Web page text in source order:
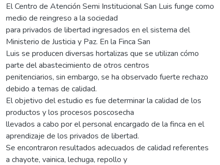
El Centro de Atención Semi Institucional San Luis funge como
medio de reingreso a la sociedad
para privados de libertad ingresados en el sistema del
Ministerio de Justicia y Paz. En la Finca San
Luis se producen diversas hortalizas que se utilizan cómo
parte del abastecimiento de otros centros
penitenciarios, sin embargo, se ha observado fuerte rechazo
debido a temas de calidad.
El objetivo del estudio es fue determinar la calidad de los
productos y los procesos poscosecha
llevados a cabo por el personal encargado de la finca en el
aprendizaje de los privados de libertad.
Se encontraron resultados adecuados de calidad referentes
a chayote, vainica, lechuga, repollo y